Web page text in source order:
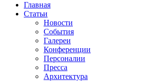
Главная
Статьи
Новости
События
Галереи
Конференции
Персоналии
Пресса
Архитектура